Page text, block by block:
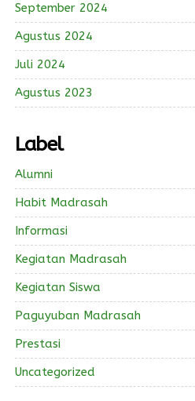
September 2024
Agustus 2024
Juli 2024
Agustus 2023
Label
Alumni
Habit Madrasah
Informasi
Kegiatan Madrasah
Kegiatan Siswa
Paguyuban Madrasah
Prestasi
Uncategorized